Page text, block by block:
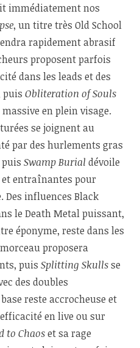
immédiatement nos
, un titre très Old School
rapidement abrasif
proposent parfois
dans les leads et des
puisObliteration of Souls
en plein visage.
se joignent au
par des hurlements gras
puisSwamp Burial dévoile
et entraînantes pour
Des influences Black
le Death Metal puissant,
éponyme, reste dans les
proposera
puisSplitting Skullsse
des doubles
reste accrocheuse et
en live ou sur
to Chaoset sa rage